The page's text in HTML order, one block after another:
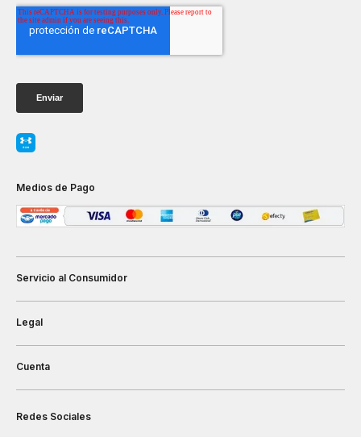
Medios de Pago
Servicio al Consumidor
Legal
Cuenta
Redes Sociales